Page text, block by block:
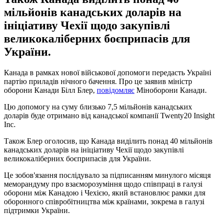
мільйонів канадських доларів на
ініціативу Чехії щодо закупівлі
великокаліберних боєприпасів для
України.
Канада в рамках нової військової допомоги передасть Україні
партію приладів нічного бачення. Про це заявив міністр
оборони Канади Білл Блер, повідомляє Міноборони Канади.
Цю допомогу на суму близько 7,5 мільйонів канадських
доларів буде отримано від канадської компанії Twenty20 Insight
Inc.
Також Блер оголосив, що Канада виділить понад 40 мільйонів
канадських доларів на ініціативу Чехії щодо закупівлі
великокаліберних боєприпасів для України.
Це зобов'язання послідувало за підписанням минулого місяця
меморандуму про взаєморозуміння щодо співпраці в галузі
оборони між Канадою і Чехією, який встановлює рамки для
оборонного співробітництва між країнами, зокрема в галузі
підтримки України.